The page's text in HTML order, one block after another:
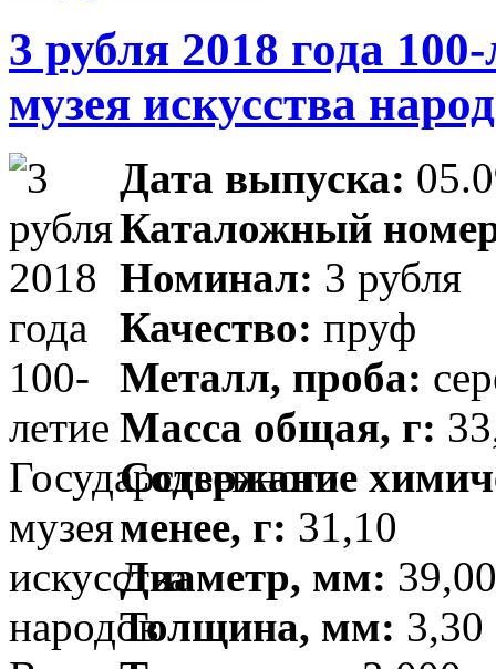
3 рубля 2018 года
музея искусства
Дата выпуска:
Каталожный
Номинал: 3 рубля
Качество: пруф
Металл, проба:
Масса общая, г:
Содержание
менее, г: 31,10
Диаметр, мм:
Толщина, мм: